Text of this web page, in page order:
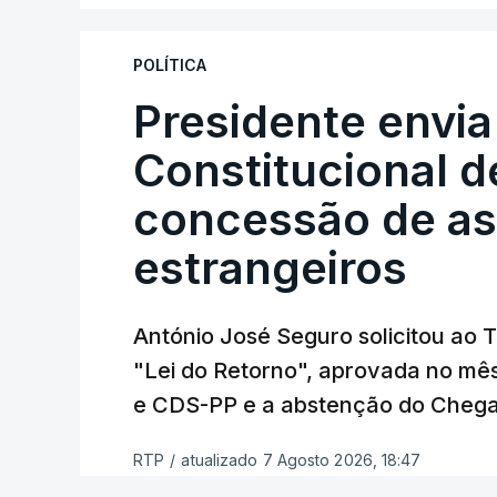
os apoios chegam a quem mais
Assegurar que "ninguém é
O Preisdente deixa, no entanto, deixa
"deve ter como primeiro critério a
de simplificação pode traduzir-se
António José Seguro vinca que se
face à situação de que hoje beneficia"
situações "de maior fragilidade", como
POLÍTICA
Presidente
Constitucional
concessão de
estrangeiros
António José Seguro solicitou ao
"Lei do Retorno", aprovada no
e CDS-PP e a abstenção do
RTP / atualizado 7 Agosto 2026, 18:47